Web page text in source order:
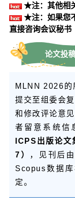
★注：其他相
★注：如果您
直接咨询会议秘书
论文投
MLNN 2026
提交至组委会
和修改评论意
者留意系统信
ICPS出版论
7） ，见刊后
Scopus数据
定。